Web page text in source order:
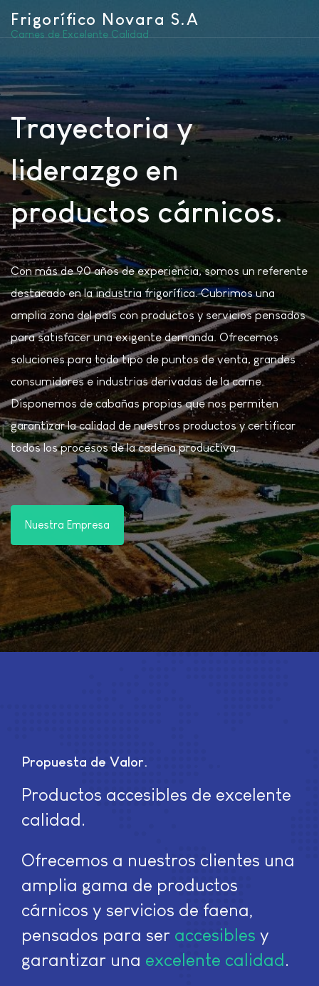
Frigorífico Novara S.A
Carnes de Excelente Calidad
Trayectoria y
liderazgo en
productos cárnicos.
Con más de 90 años de experiencia, somos un referente
destacado en la industria frigorífica. Cubrimos una
amplia zona del país con productos y servicios pensados
para satisfacer una exigente demanda. Ofrecemos
soluciones para todo tipo de puntos de venta, grandes
consumidores e industrias derivadas de la carne.
Disponemos de cabañas propias que nos permiten
garantizar la calidad de nuestros productos y certificar
todos los procesos de la cadena productiva.
Nuestra Empresa
Propuesta de Valor
Productos accesibles de excelente
calidad.
Ofrecemos a nuestros clientes una
amplia gama de productos
cárnicos y servicios de faena,
pensados para ser accesibles y
garantizar una excelente calidad.